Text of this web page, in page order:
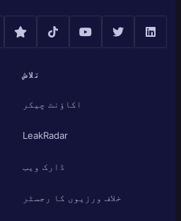
تلاش
اکاؤنٹ چیکر
LeakRadar
ڈارک ویب
خلاف ورزیوں کا رجسٹر